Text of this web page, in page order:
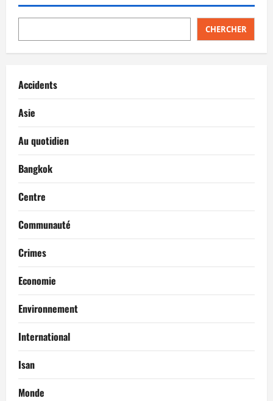
CHERCHER
Accidents
Asie
Au quotidien
Bangkok
Centre
Communauté
Crimes
Economie
Environnement
International
Isan
Monde